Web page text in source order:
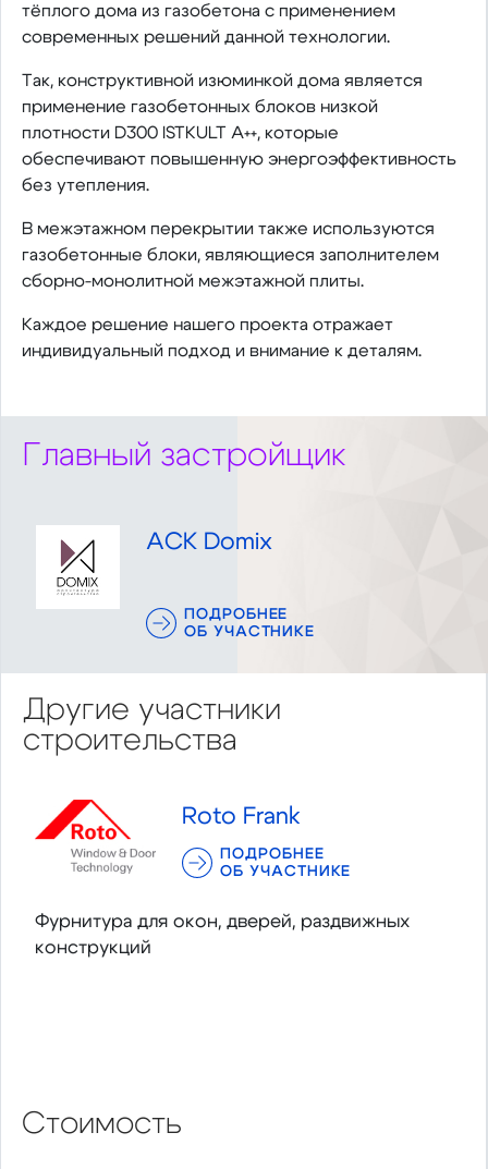
тёплого дома из газобетона с применением
современных решений данной технологии.
Так, конструктивной изюминкой дома является
применение газобетонных блоков низкой
плотности D300 ISTKULT A++, которые
обеспечивают повышенную энергоэффективность
без утепления.
В межэтажном перекрытии также используются
газобетонные блоки, являющиеся заполнителем
сборно-монолитной межэтажной плиты.
Каждое решение нашего проекта отражает
индивидуальный подход и внимание к деталям.
Главный застройщик
АСК Domix
ПОДРОБНЕЕ
ОБ УЧАСТНИКЕ
Другие участники
строительства
Roto Frank
ПОДРОБНЕЕ
ОБ УЧАСТНИКЕ
Фурнитура для окон, дверей, раздвижных
конструкций
Стоимость